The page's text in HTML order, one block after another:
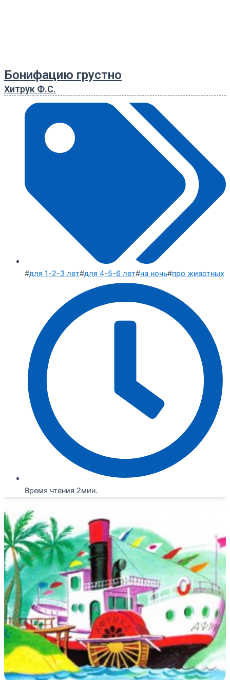
Бонифацию грустно
Хитрук Ф.С.
#для 1-2-3 лет#для 4-5-6 лет#на ночь#про животных
Время чтения 2мин.